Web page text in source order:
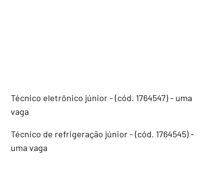
Técnico eletrônico júnior - (cód. 1764547) - uma
vaga
Técnico de refrigeração júnior - (cód. 1764545) -
uma vaga